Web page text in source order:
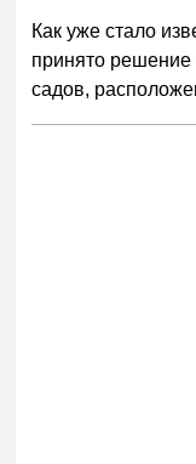
Как уже стало
принято решение
садов,